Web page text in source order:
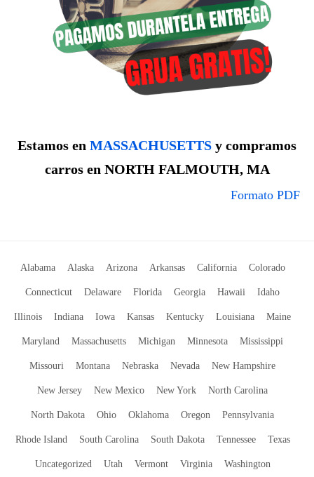
Estamos en MASSACHUSETTS y compramos
carros en NORTH FALMOUTH, MA
Formato PDF
Alabama Alaska Arizona Arkansas California Colorado
Connecticut Delaware Florida Georgia Hawaii Idaho
Illinois Indiana Iowa Kansas Kentucky Louisiana Maine
Maryland Massachusetts Michigan Minnesota Mississippi
Missouri Montana Nebraska Nevada New Hampshire
New Jersey New Mexico New York North Carolina
North Dakota Ohio Oklahoma Oregon Pennsylvania
Rhode Island South Carolina South Dakota Tennessee Texas
Uncategorized Utah Vermont Virginia Washington